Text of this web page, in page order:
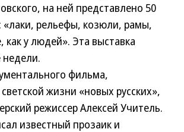
на ней представлено 50
«лаки, рельефы, козюли, рамы,
у людей». Эта выставка
недели.
фильма,
жизни «новых русских»,
режиссер Алексей Учитель.
известный прозаик и